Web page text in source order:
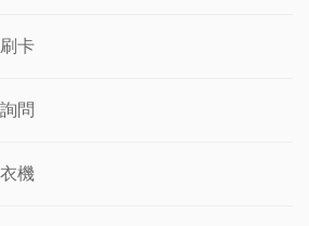
卡
問
機